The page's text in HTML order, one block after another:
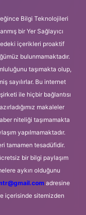
Bilgi Teknolojileri
bir Yer Sağlayıcı
içerikleri proaktif
bulunmamaktadır.
taşımakta olup,
sayılırlar. Bu internet
ile hiçbir bağlantısı
makaleler
niteliği taşımamakta
yapılmamaktadır.
tamamen tesadüfidir.
bir bilgi paylaşım
aykırı olduğunu
adresine
içerisinde sitemizden